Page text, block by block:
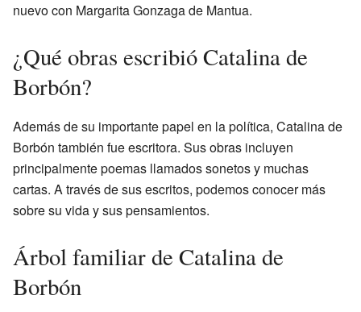
nuevo con Margarita Gonzaga de Mantua.
¿Qué obras escribió Catalina de
Borbón?
Además de su importante papel en la política, Catalina de
Borbón también fue escritora. Sus obras incluyen
principalmente poemas llamados sonetos y muchas
cartas. A través de sus escritos, podemos conocer más
sobre su vida y sus pensamientos.
Árbol familiar de Catalina de
Borbón